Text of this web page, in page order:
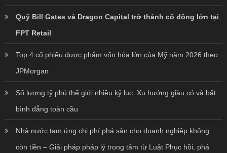
Quỹ Bill Gates và Dragon Capital trở thành cổ đông lớn tại
FPT Retail
Top 4 cổ phiếu dược phẩm vốn hóa lớn của Mỹ năm 2026 theo
JPMorgan
Số lượng tỷ phú thế giới nhiều kỷ lục: Xu hướng giàu có và bất
bình đẳng toàn cầu
Nhà nước tạm ứng chi phí phá sản cho doanh nghiệp không
còn tiền – Giải pháp pháp lý trọng tâm từ Luật Phục hồi, phá